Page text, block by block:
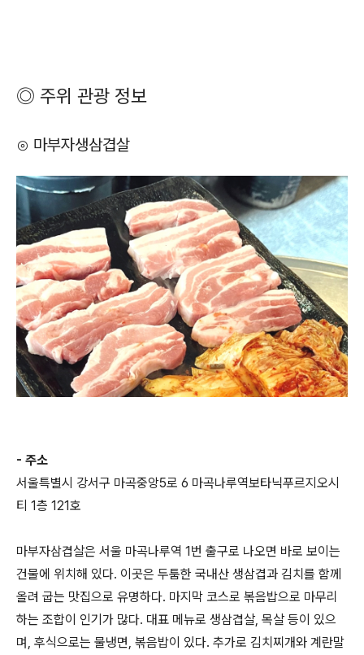
◎ 주위 관광 정보
⊙ 마부자생삼겹살
- 주소
서울특별시 강서구 마곡중앙5로 6 마곡나루역보타닉푸르지오시
티 1층 121호
마부자삼겹살은 서울 마곡나루역 1번 출구로 나오면 바로 보이는
건물에 위치해 있다. 이곳은 두툼한 국내산 생삼겹과 김치를 함께
올려 굽는 맛집으로 유명하다. 마지막 코스로 볶음밥으로 마무리
하는 조합이 인기가 많다. 대표 메뉴로 생삼겹살, 목살 등이 있으
며, 후식으로는 물냉면, 볶음밥이 있다. 추가로 김치찌개와 계란말